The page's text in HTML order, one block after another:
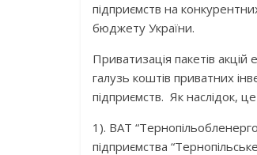
підприємств на
бюджету України.
Приватизація пакетів
галузь коштів приватних
підприємств. Як наслідок,
1). ВАТ
підприємства